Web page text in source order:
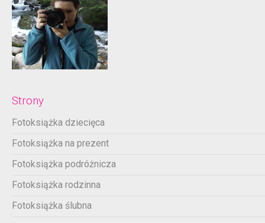
Strony
Fotoksiążka dziecięca
Fotoksiążka na prezent
Fotoksiążka podróżnicza
Fotoksiążka rodzinna
Fotoksiążka ślubna